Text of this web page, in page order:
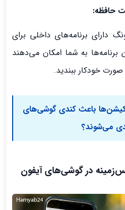
حافظه:
دارای برنامه‌های داخلی برای
به شما امکان می‌دهند
صورت خودکار ببندید.
باعث کندی گوشی‌های
می‌شوند؟
در گوشی‌های آیفون